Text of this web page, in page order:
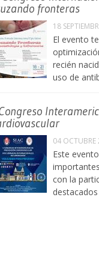
fronteras
18
El evento
recién
uso de
04
Este
con la